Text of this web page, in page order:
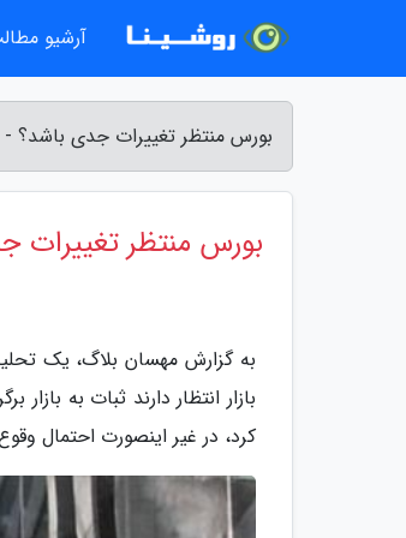
بورس منتظر تغییرات جدی باشد؟
بورس منتظر تغییرات
به گزارش مهسان بلاگ، یک
بازار انتظار دارند ثبات به
کرد، در غیر اینصورت احتمال
آرشیو